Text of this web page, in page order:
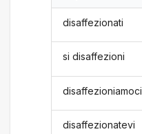
disaffezionati
si disaffezioni
disaffezioniamoci
disaffezionatevi